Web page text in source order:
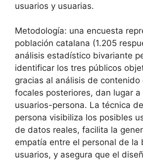
usuarios y usuarias.
Metodología: una encuesta
población catalana (1.205
análisis estadístico bivariante
identificar los tres públicos
gracias al análisis de
focales posteriores, dan lugar a
usuarios-persona. La técnica
persona visibiliza los posibles
de datos reales, facilita la
empatía entre el personal de la
usuarios, y asegura que el